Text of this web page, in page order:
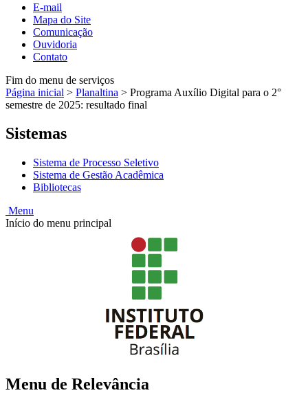
E-mail
Mapa do Site
Comunicação
Ouvidoria
Contato
Fim do menu de serviços
Página inicial > Planaltina > Programa Auxílio Digital para o 2°
semestre de 2025: resultado final
Sistemas
Sistema de Processo Seletivo
Sistema de Gestão Acadêmica
Bibliotecas
Menu
Início do menu principal
Menu de Relevância